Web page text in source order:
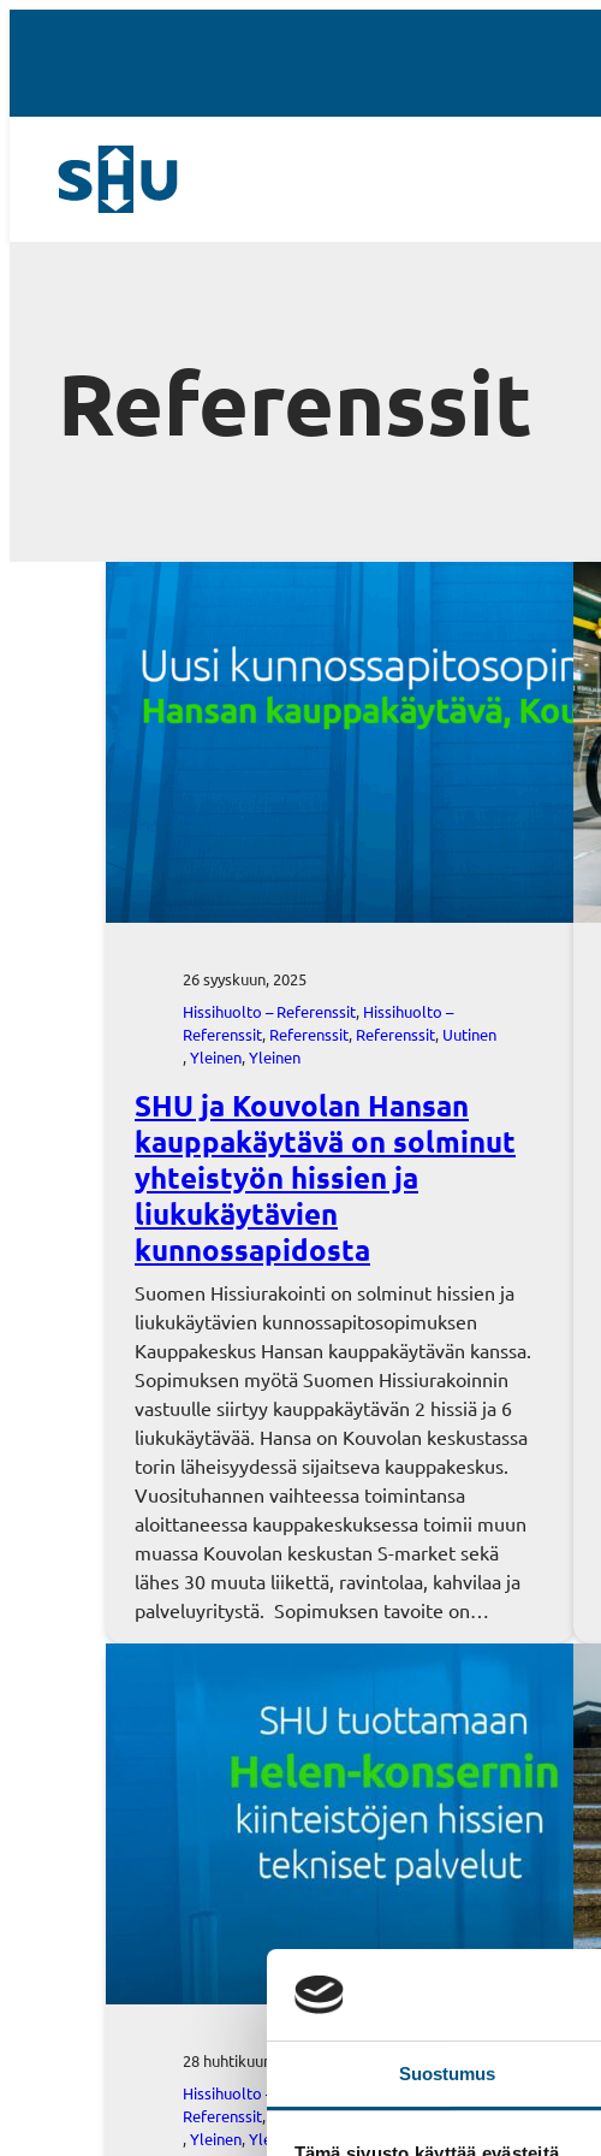
Suostumus
Referenssit
26 syyskuun, 2025
Hissihuolto – Referenssit, Hissihuolto –
Referenssit, Referenssit, Referenssit, Uutinen
, Yleinen, Yleinen
SHU ja Kouvolan Hansan
kauppakäytävä on solminut
yhteistyön hissien ja
liukukäytävien
kunnossapidosta
Suomen Hissiurakointi on solminut hissien ja
liukukäytävien kunnossapitosopimuksen
Kauppakeskus Hansan kauppakäytävän kanssa.
Sopimuksen myötä Suomen Hissiurakoinnin
vastuulle siirtyy kauppakäytävän 2 hissiä ja 6
liukukäytävää. Hansa on Kouvolan keskustassa
torin läheisyydessä sijaitseva kauppakeskus.
Vuosituhannen vaihteessa toimintansa
aloittaneessa kauppakeskuksessa toimii muun
muassa Kouvolan keskustan S-market sekä
lähes 30 muuta liikettä, ravintolaa, kahvilaa ja
palveluyritystä. Sopimuksen tavoite on…
28 huhtikuun, 2025
Hissihuolto – Referenssit
Referenssit, Referenssit, Referenssit, Uutinen
, Yleinen, Yleinen